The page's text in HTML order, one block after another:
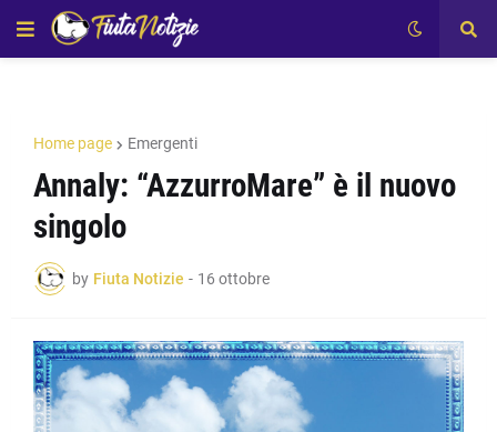
Home page Emergenti
Annaly: “AzzurroMare” è il nuovo
singolo
by Fiuta Notizie - 16 ottobre